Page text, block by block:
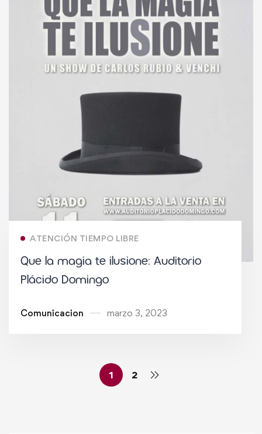
ATENCIÓN TIEMPO LIBRE
Que la magia te ilusione: Auditorio
Plácido Domingo
Comunicacion marzo 3, 2023
1 2